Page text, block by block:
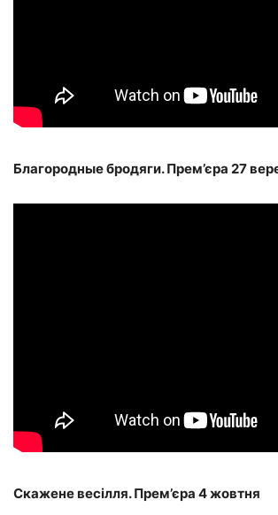
Благородные бродяги. Прем’єра 27
Скажене весілля. Прем’єра 4 жовтня